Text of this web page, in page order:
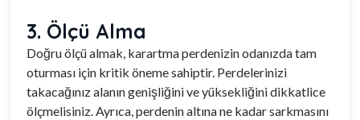
3. Ölçü Alma
Doğru ölçü almak, karartma perdenizin odanızda tam
oturması için kritik öneme sahiptir. Perdelerinizi
takacağınız alanın genişliğini ve yüksekliğini dikkatlice
ölçmelisiniz. Ayrıca, perdenin altına ne kadar sarkmasını